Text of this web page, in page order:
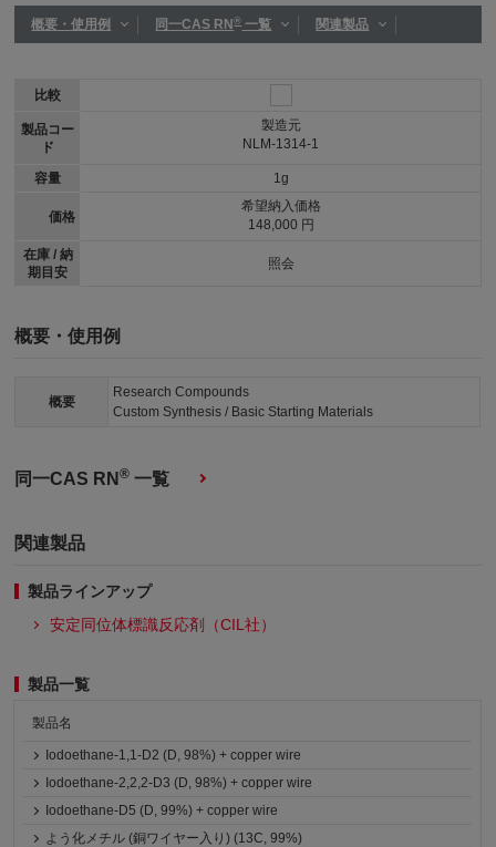
概要・使用例 同一CAS RN®一覧 関連製品
比較
製品コー
ド
容量
価格
在庫 / 納
期目安
製造元
NLM-1314-1
1g
希望納入価格
148,000 円
照会
概要・使用例
概要
Research Compounds
Custom Synthesis / Basic Starting Materials
同一CAS RN® 一覧
関連製品
製品ラインアップ
安定同位体標識反応剤（CIL社）
製品一覧
製品名
Iodoethane-1,1-D2 (D, 98%) + copper wire
Iodoethane-2,2,2-D3 (D, 98%) + copper wire
Iodoethane-D5 (D, 99%) + copper wire
よう化メチル (銅ワイヤー入り) (13C, 99%)